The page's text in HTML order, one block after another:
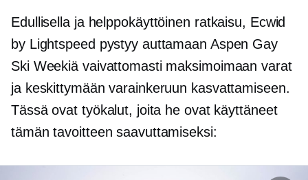
Edullisella ja helppokäyttöinen ratkaisu, Ecwid
by Lightspeed pystyy auttamaan Aspen Gay
Ski Weekiä vaivattomasti maksimoimaan varat
ja keskittymään varainkeruun kasvattamiseen.
Tässä ovat työkalut, joita he ovat käyttäneet
tämän tavoitteen saavuttamiseksi: